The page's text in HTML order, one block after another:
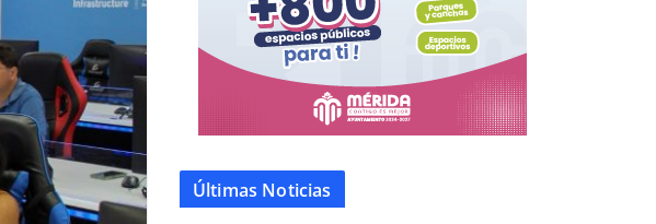
Últimas Noticias